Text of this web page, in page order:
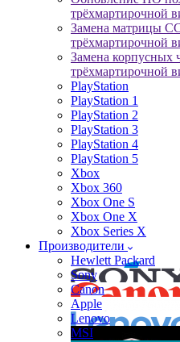
трёхмартирочной
Замена матрицы
трёхмартирочной
Замена корпусных
трёхмартирочной
PlayStation
PlayStation 1
PlayStation 2
PlayStation 3
PlayStation 4
PlayStation 5
Xbox
Xbox 360
Xbox One S
Xbox One X
Xbox Series X
Производители
Hewlett Packard
Sony
Canon
Apple
Lenovo
MSI